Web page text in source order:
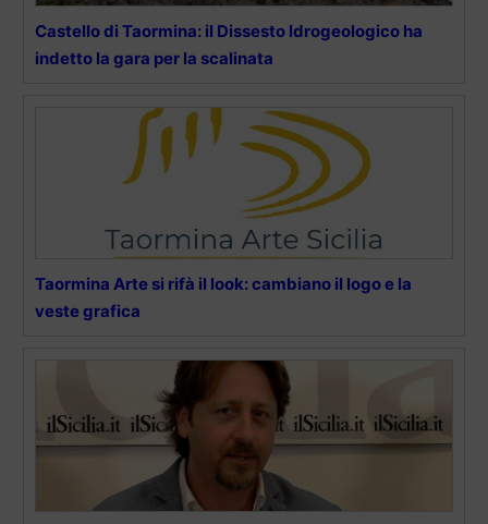
Castello di Taormina: il Dissesto Idrogeologico ha
indetto la gara per la scalinata
Taormina Arte si rifà il look: cambiano il logo e la
veste grafica